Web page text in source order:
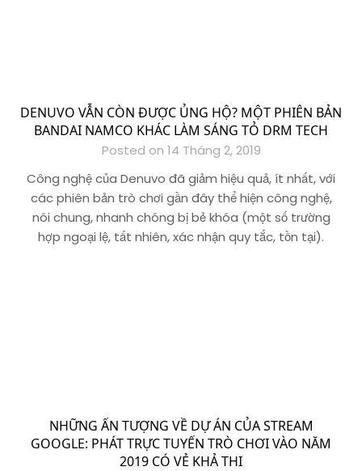
DENUVO VẪN CÒN ĐƯỢC ỦNG HỘ? MỘT PHIÊN BẢN
BANDAI NAMCO KHÁC LÀM SÁNG TỎ DRM TECH
Posted on 14 Tháng 2, 2019
Công nghệ của Denuvo đã giảm hiệu quả, ít nhất, với
các phiên bản trò chơi gần đây thể hiện công nghệ,
nói chung, nhanh chóng bị bẻ khóa (một số trường
hợp ngoại lệ, tất nhiên, xác nhận quy tắc, tồn tại).
NHỮNG ẤN TƯỢNG VỀ DỰ ÁN CỦA STREAM
GOOGLE: PHÁT TRỰC TUYẾN TRÒ CHƠI VÀO NĂM
2019 CÓ VẺ KHẢ THI